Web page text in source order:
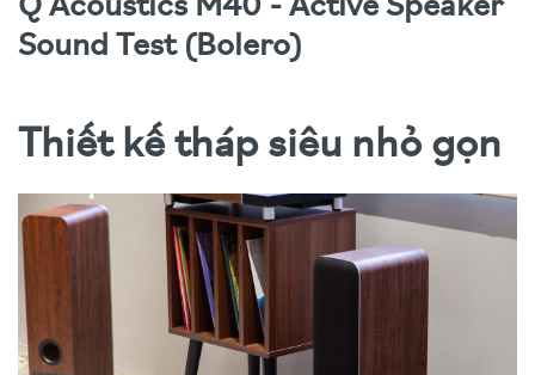
Q Acoustics M40 - Active Speaker
Sound Test (Bolero)
Thiết kế tháp siêu nhỏ gọn